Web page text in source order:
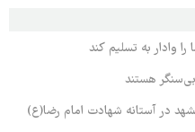
وادار به تسلیم کند
هستند
در آستانه شهادت امام رضا(ع)